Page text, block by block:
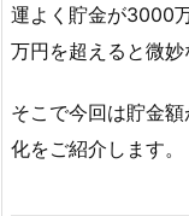
運よく貯金が3000
万円を超えると微妙
そこで今回は貯金
化をご紹介します。